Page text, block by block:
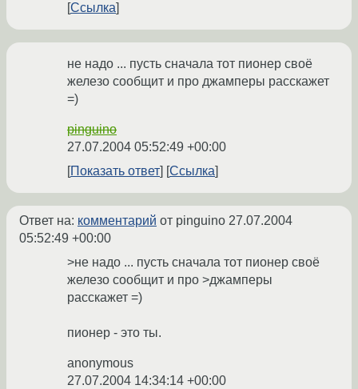
Ссылка
не надо ... пусть сначала тот пионер своё
железо сообщит и про джамперы расскажет
=)
pinguino
27.07.2004 05:52:49 +00:00
Показать ответ
Ссылка
Ответ на: комментарий от pinguino 27.07.2004
05:52:49 +00:00
>не надо ... пусть сначала тот пионер своё
железо сообщит и про >джамперы
расскажет =)
пионер - это ты.
anonymous
27.07.2004 14:34:14 +00:00